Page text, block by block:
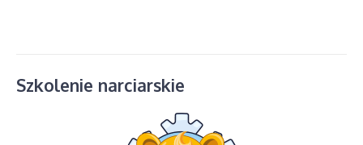
Szkolenie narciarskie